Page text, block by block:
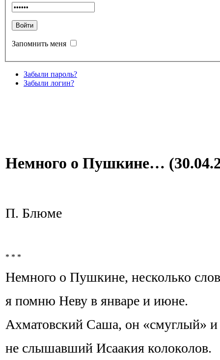
Запомнить меня
Забыли пароль?
Забыли логин?
Немного о Пушкине…
П. Блюме
* * *
Немного о Пушкине, несколько
я помню Неву в январе и июне.
Ахматовский Саша, он «смуглый»
не слышавший Исаакия колоколов.